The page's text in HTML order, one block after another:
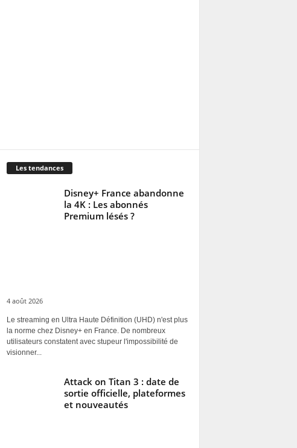
Les tendances
Disney+ France abandonne
la 4K : Les abonnés
Premium lésés ?
4 août 2026
Le streaming en Ultra Haute Définition (UHD) n'est plus
la norme chez Disney+ en France. De nombreux
utilisateurs constatent avec stupeur l'impossibilité de
visionner...
Attack on Titan 3 : date de
sortie officielle, plateformes
et nouveautés